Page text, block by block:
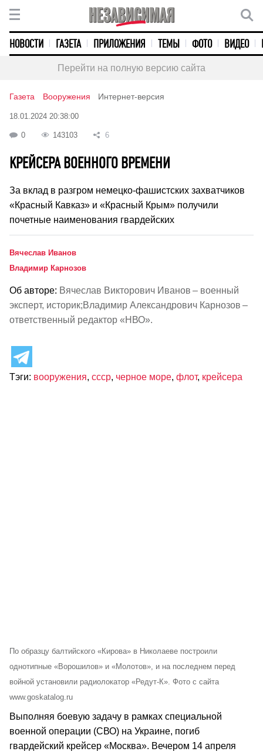
НОВОСТИ ГАЗЕТА ПРИЛОЖЕНИЯ ТЕМЫ ФОТО ВИДЕО
Перейти на полную версию сайта
Газета Вооружения Интернет-версия
18.01.2024 20:38:00
0 143103 6
КРЕЙСЕРА ВОЕННОГО ВРЕМЕНИ
За вклад в разгром немецко-фашистских захватчиков
«Красный Кавказ» и «Красный Крым» получили
почетные наименования гвардейских
Вячеслав Иванов
Владимир Карнозов
Об авторе: Вячеслав Викторович Иванов – военный
эксперт, историк;Владимир Александрович Карнозов –
ответственный редактор «НВО».
Тэги: вооружения, ссср, черное море, флот, крейсера
По образцу балтийского «Кирова» в Николаеве построили
однотипные «Ворошилов» и «Молотов», и на последнем перед
войной установили радиолокатор «Редут-К». Фото с сайта
www.goskatalog.ru
Выполняя боевую задачу в рамках специальной
военной операции (СВО) на Украине, погиб
гвардейский крейсер «Москва». Вечером 14 апреля